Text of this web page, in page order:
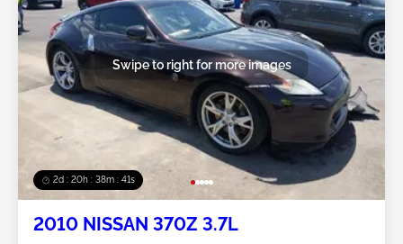
2d : 20h : 38m : 38s
Swipe to right for more images
2010 NISSAN 370Z 3.7L